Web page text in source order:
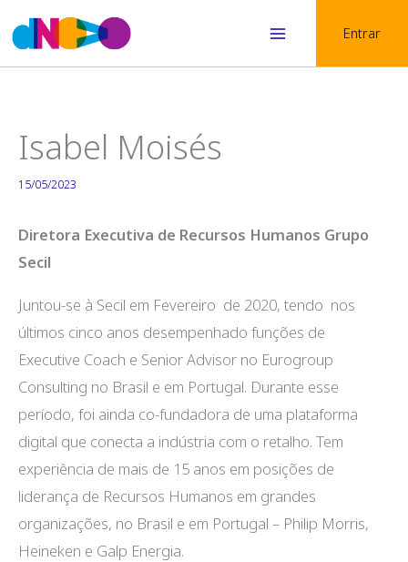
to
content
Entrar
Isabel Moisés
15/05/2023
Diretora Executiva de Recursos Humanos Grupo
Secil
Juntou-se à Secil em Fevereiro de 2020, tendo nos
últimos cinco anos desempenhado funções de
Executive Coach e Senior Advisor no Eurogroup
Consulting no Brasil e em Portugal. Durante esse
período, foi ainda co-fundadora de uma plataforma
digital que conecta a indústria com o retalho. Tem
experiência de mais de 15 anos em posições de
liderança de Recursos Humanos em grandes
organizações, no Brasil e em Portugal – Philip Morris,
Heineken e Galp Energia.